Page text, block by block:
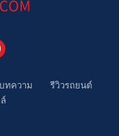
ทความ
รีวิวรถยนต์